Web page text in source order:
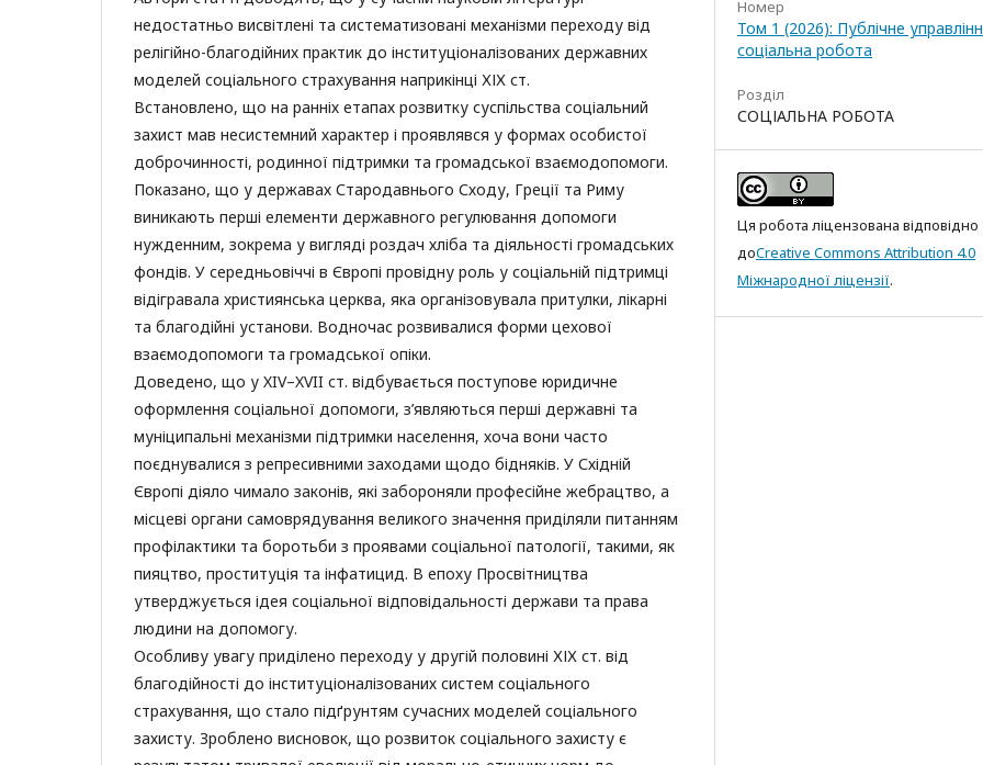
недостатньо висвітлені та систематизовані механізми переходу від
релігійно-благодійних практик до інституціоналізованих державних
моделей соціального страхування наприкінці ХІХ ст.
Встановлено, що на ранніх етапах розвитку суспільства соціальний
захист мав несистемний характер і проявлявся у формах особистої
доброчинності, родинної підтримки та громадської взаємодопомоги.
Показано, що у державах Стародавнього Сходу, Греції та Риму
виникають перші елементи державного регулювання допомоги
нужденним, зокрема у вигляді роздач хліба та діяльності громадських
фондів. У середньовіччі в Європі провідну роль у соціальній підтримці
відігравала християнська церква, яка організовувала притулки, лікарні
та благодійні установи. Водночас розвивалися форми цехової
взаємодопомоги та громадської опіки.
Доведено, що у XIV–XVII ст. відбувається поступове юридичне
оформлення соціальної допомоги, з’являються перші державні та
муніципальні механізми підтримки населення, хоча вони часто
поєднувалися з репресивними заходами щодо бідняків. У Східній
Європі діяло чимало законів, які забороняли професійне жебрацтво, а
місцеві органи самоврядування великого значення приділяли питанням
профілактики та боротьби з проявами соціальної патології, такими, як
пияцтво, проституція та інфатицид. В епоху Просвітництва
утверджується ідея соціальної відповідальності держави та права
людини на допомогу.
Особливу увагу приділено переходу у другій половині ХІХ ст. від
благодійності до інституціоналізованих систем соціального
страхування, що стало підґрунтям сучасних моделей соціального
захисту. Зроблено висновок, що розвиток соціального захисту є
Номер
Том 1 (2026): Публічне
соціальна робота
Розділ
СОЦІАЛЬНА РОБОТА
Ця робота ліцензована відповідно
доCreative Commons Attribution 4.0
Міжнародної ліцензії.